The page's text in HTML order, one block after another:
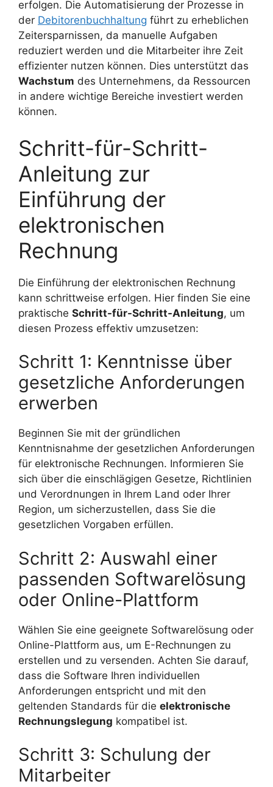
erfolgen. Die Automatisierung der Prozesse in
der Debitorenbuchhaltung führt zu erheblichen
Zeitersparnissen, da manuelle Aufgaben
reduziert werden und die Mitarbeiter ihre Zeit
effizienter nutzen können. Dies unterstützt das
Wachstum des Unternehmens, da Ressourcen
in andere wichtige Bereiche investiert werden
können.
Schritt-für-Schritt-
Anleitung zur
Einführung der
elektronischen
Rechnung
Die Einführung der elektronischen Rechnung
kann schrittweise erfolgen. Hier finden Sie eine
praktische Schritt-für-Schritt-Anleitung, um
diesen Prozess effektiv umzusetzen:
Schritt 1: Kenntnisse über
gesetzliche Anforderungen
erwerben
Beginnen Sie mit der gründlichen
Kenntnisnahme der gesetzlichen Anforderungen
für elektronische Rechnungen. Informieren Sie
sich über die einschlägigen Gesetze, Richtlinien
und Verordnungen in Ihrem Land oder Ihrer
Region, um sicherzustellen, dass Sie die
gesetzlichen Vorgaben erfüllen.
Schritt 2: Auswahl einer
passenden Softwarelösung
oder Online-Plattform
Wählen Sie eine geeignete Softwarelösung oder
Online-Plattform aus, um E-Rechnungen zu
erstellen und zu versenden. Achten Sie darauf,
dass die Software Ihren individuellen
Anforderungen entspricht und mit den
geltenden Standards für die elektronische
Rechnungslegung kompatibel ist.
Schritt 3: Schulung der
Mitarbeiter